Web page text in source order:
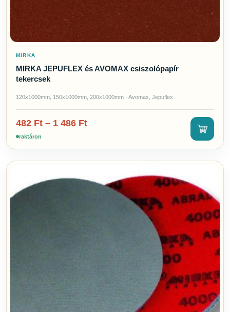
MIRKA
MIRKA JEPUFLEX és AVOMAX csiszolópapír
tekercsek
120x1000mm, 150x1000mm, 200x1000mm · Avomax, Jepuflex
482 Ft – 1 486 Ft
raktáron